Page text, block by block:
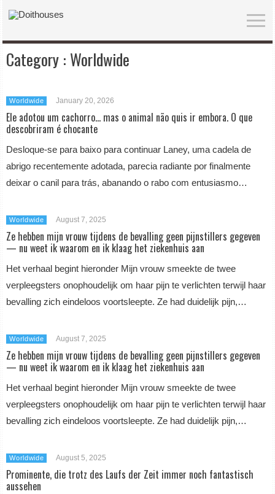
Category : Worldwide
Worldwide January 20, 2026
Ele adotou um cachorro… mas o animal não quis ir embora. O que
descobriram é chocante
Desloque-se para baixo para continuar Laney, uma cadela de
abrigo recentemente adotada, parecia radiante por finalmente
deixar o canil para trás, abanando o rabo com entusiasmo…
Worldwide August 7, 2025
Ze hebben mijn vrouw tijdens de bevalling geen pijnstillers gegeven
— nu weet ik waarom en ik klaag het ziekenhuis aan
Het verhaal begint hieronder Mijn vrouw smeekte de twee
verpleegsters onophoudelijk om haar pijn te verlichten terwijl haar
bevalling zich eindeloos voortsleepte. Ze had duidelijk pijn,…
Worldwide August 7, 2025
Ze hebben mijn vrouw tijdens de bevalling geen pijnstillers gegeven
— nu weet ik waarom en ik klaag het ziekenhuis aan
Het verhaal begint hieronder Mijn vrouw smeekte de twee
verpleegsters onophoudelijk om haar pijn te verlichten terwijl haar
bevalling zich eindeloos voortsleepte. Ze had duidelijk pijn,…
Worldwide August 5, 2025
Prominente, die trotz des Laufs der Zeit immer noch fantastisch
aussehen